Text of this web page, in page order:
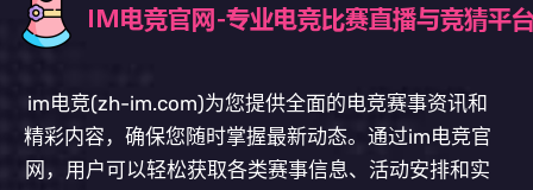
im电竞(zh-im.com)为您提供全面的电竞赛事资讯和
精彩内容，确保您随时掌握最新动态。通过im电竞官
网，用户可以轻松获取各类赛事信息、活动安排和实